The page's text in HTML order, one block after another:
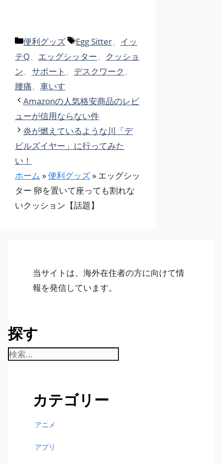
カ
テ
リ
ー
便利グッズ
タ
グ
Egg Sitter、 イッ
テQ、 エッグシッター、 クッショ
ン、 サポート 、 デスクワーク 、
腰痛、 車いす
Amazonの人気格安商品のレビ
ューが信用ならない件
炎が燃えているような川「デ
ビルズイヤー」に行ってみた
い！
ホーム »便利グッズ » エッグシッ
ター 卵を置いて座っても割れな
いクッション【話題】
当サイトは、海外在住者の方に向けて情
報を発信しています。
探す
検
カテゴリー
アニメ
アプリ